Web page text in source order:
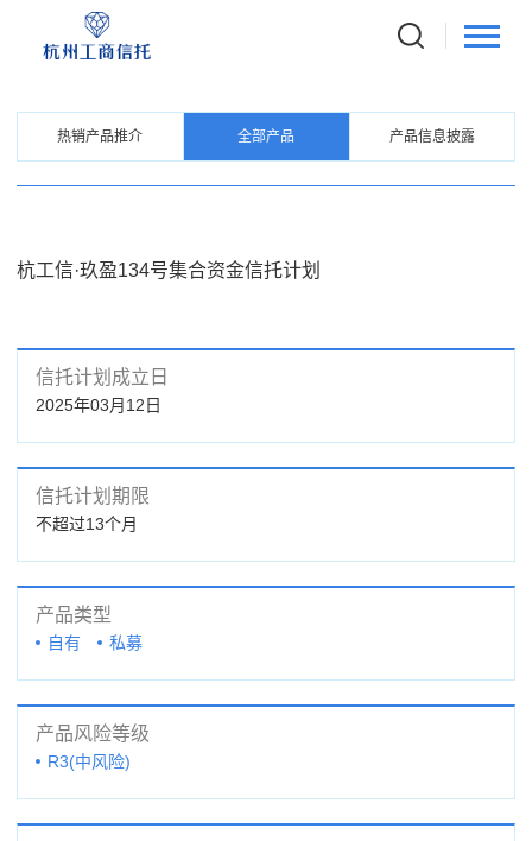
信托产品
热销产品推介 全部产品 产品信息披露
杭工信·玖盈134号集合资金信托计划
信托计划成立日
2025年03月12日
信托计划期限
不超过13个月
产品类型
自有 私募
产品风险等级
R3(中风险)